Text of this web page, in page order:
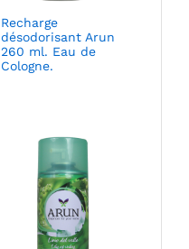
Recharge
désodorisant Arun
260 ml. Eau de
Cologne.